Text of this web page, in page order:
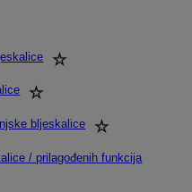
bljeskalice
/ prilagođenih funkcija